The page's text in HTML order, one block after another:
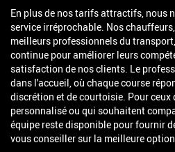
En plus de nos tarifs attractifs, nous
service irréprochable. Nos
meilleurs professionnels du
continue pour améliorer leurs
satisfaction de nos clients. Le
dans l'accueil, où chaque course
discrétion et de courtoisie. Pour ceux
personnalisé ou qui souhaitent
équipe reste disponible pour fournir
vous conseiller sur la meilleure